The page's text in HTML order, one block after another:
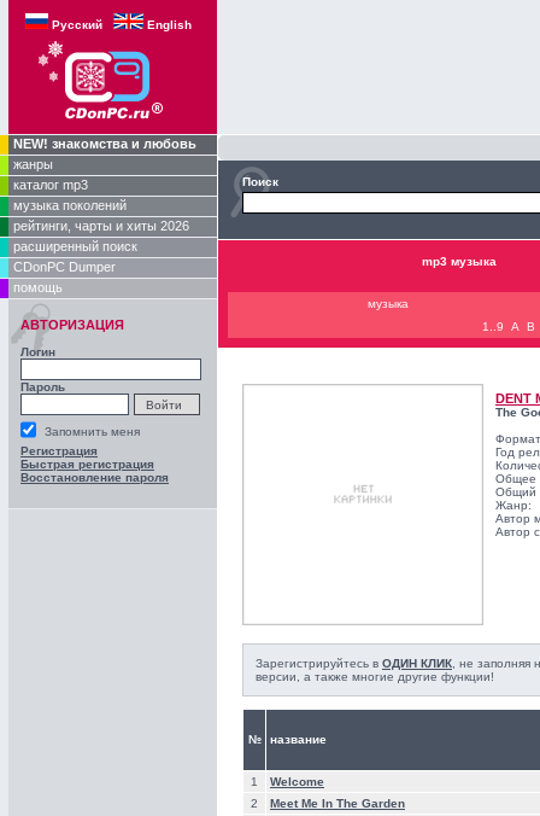
Русский English
NEW! знакомства и любовь
жанры
каталог mp3
музыка поколений
рейтинги, чарты и хиты 2026
расширенный поиск
CDonPC Dumper
помощь
АВТОРИЗАЦИЯ
Логин
Пароль
Запомнить меня
Регистрация
Быстрая регистрация
Восстановление пароля
Поиск
mp3 музыка
музыка
1..9
A B
DENT
The
Год
Общее
Общий
Жанр:
Автор
Автор
Зарегистрируйтесь в ОДИН КЛИК , не
версии, а также многие другие функции!
№ название
1
Welcome
2
Meet Me In The Garden